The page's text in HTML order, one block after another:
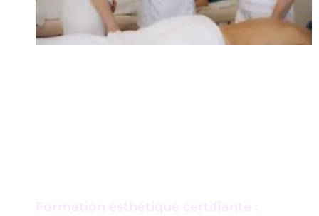
Formation esthétique certifiante :